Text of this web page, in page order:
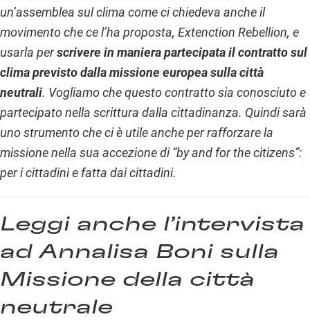
un’assemblea sul clima come ci chiedeva anche il
movimento che ce l’ha proposta, Extenction Rebellion, e
usarla perscrivere in maniera partecipata il contratto sul
clima previsto dalla missione europea sulla città
neutrali. Vogliamo che questo contratto sia conosciuto e
partecipato nella scrittura dalla cittadinanza. Quindi sarà
uno strumento che ci è utile anche per rafforzare la
missione nella sua accezione di “by and for the citizens”:
per i cittadini e fatta dai cittadini.
Leggi anche l’intervista
ad Annalisa Boni sulla
Missione della città
neutrale